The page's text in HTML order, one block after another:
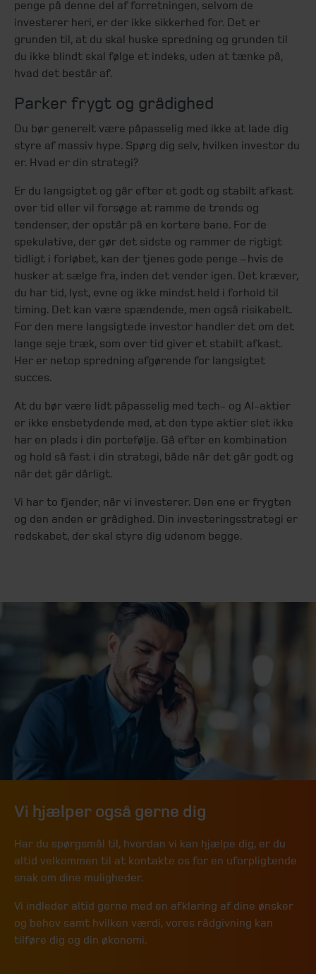
penge på denne del af forretningen, selvom de
investerer heri, er der ikke sikkerhed for. Det er
grunden til, at du skal huske spredning og grunden til
du ikke blindt skal følge et indeks, uden at tænke på,
hvad det består af.
Parker frygt og grådighed
Du bør generelt være påpasselig med ikke at lade dig
styre af massiv hype. Spørg dig selv, hvilken investor du
er. Hvad er din strategi?
Er du langsigtet og går efter et godt og stabilt afkast
over tid eller vil forsøge at ramme de trends og
tendenser, der opstår på en kortere bane. For de
spekulative, der gør det sidste og rammer de rigtigt
tidligt i forløbet, kan der tjenes gode penge – hvis de
husker at sælge fra, inden det vender igen. Det kræver,
du har tid, lyst, evne og ikke mindst held i forhold til
timing. Det kan være spændende, men også risikabelt.
For den mere langsigtede investor handler det om det
lange seje træk, som over tid giver et stabilt afkast.
Her er netop spredning afgørende for langsigtet
succes.
At du bør være lidt påpasselig med tech- og AI-aktier
er ikke ensbetydende med, at den type aktier slet ikke
har en plads i din portefølje. Gå efter en kombination
og hold så fast i din strategi, både når det går godt og
når det går dårligt.
Vi har to fjender, når vi investerer. Den ene er frygten
og den anden er grådighed. Din investeringsstrategi er
redskabet, der skal styre dig udenom begge.
Vi hjælper også gerne dig
Har du spørgsmål til, hvordan vi kan hjælpe dig, er du
altid velkommen til at kontakte os for en uforpligtende
snak om dine muligheder.
Vi indleder altid gerne med en afklaring af dine ønsker
og behov samt hvilken værdi, vores rådgivning kan
tilføre dig og din økonomi.